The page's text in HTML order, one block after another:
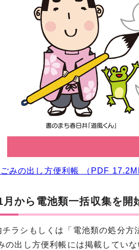
みの出し方便利帳 （PDF
から電池類一括収集を開
ラシもしくは「電池類の処分方
の出し方便利帳には掲載してい